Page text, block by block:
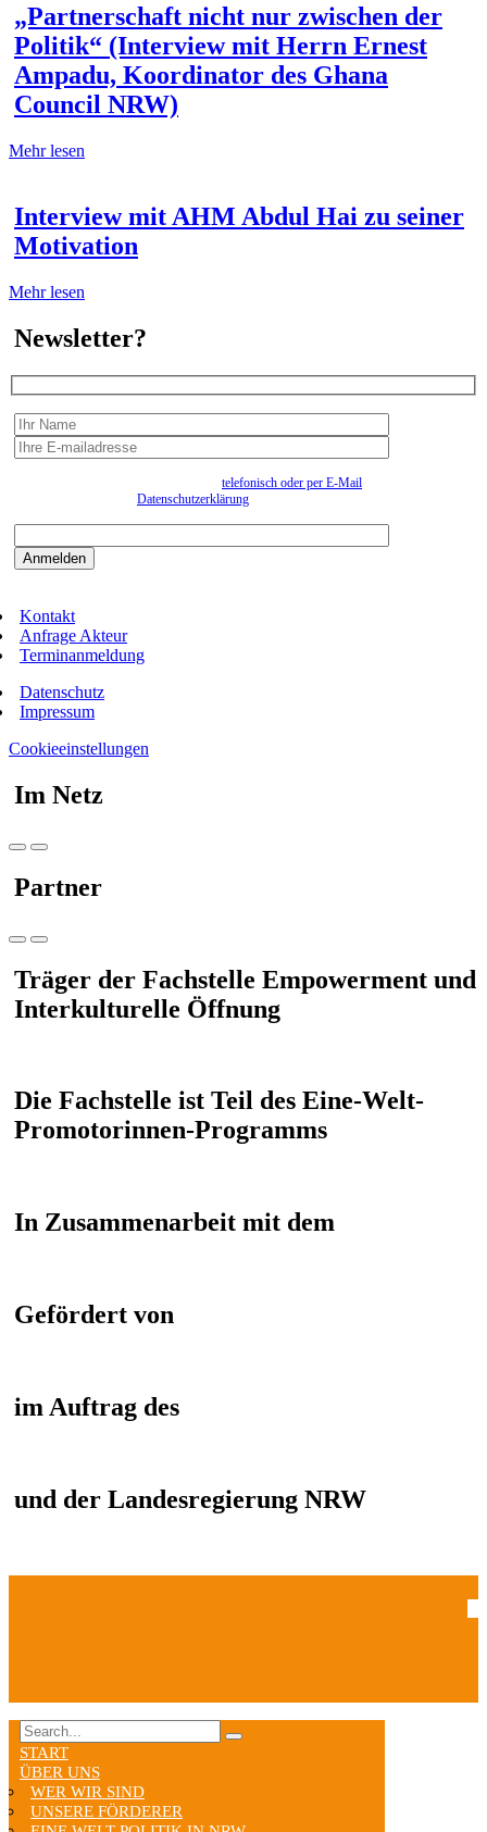
„Partnerschaft nicht nur zwischen der
Politik“ (Interview mit Herrn Ernest
Ampadu, Koordinator des Ghana
Council NRW)
Mehr lesen
Interview mit AHM Abdul Hai zu seiner
Motivation
Mehr lesen
Newsletter?
telefonisch oder per E-Mail
Datenschutzerklärung
Kontakt
Anfrage Akteur
Terminanmeldung
Datenschutz
Impressum
Cookieeinstellungen
Im Netz
Partner
Träger der Fachstelle Empowerment und
Interkulturelle Öffnung
Die Fachstelle ist Teil des Eine-Welt-
Promotorinnen-Programms
In Zusammenarbeit mit dem
Gefördert von
im Auftrag des
und der Landesregierung NRW
START
ÜBER UNS
WER WIR SIND
UNSERE FÖRDERER